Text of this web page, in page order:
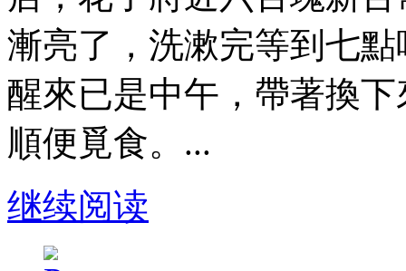
漸亮了，洗漱完等到七
醒來已是中午，帶著換
順便覓食。...
继续阅读